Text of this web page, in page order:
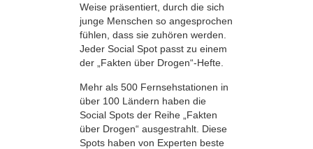
Weise präsentiert, durch die sich
junge Menschen so angesprochen
fühlen, dass sie zuhören werden.
Jeder Social Spot passt zu einem
der „Fakten über Drogen“-Hefte.
Mehr als 500 Fernsehstationen in
über 100 Ländern haben die
Social Spots der Reihe „Fakten
über Drogen“ ausgestrahlt. Diese
Spots haben von Experten beste